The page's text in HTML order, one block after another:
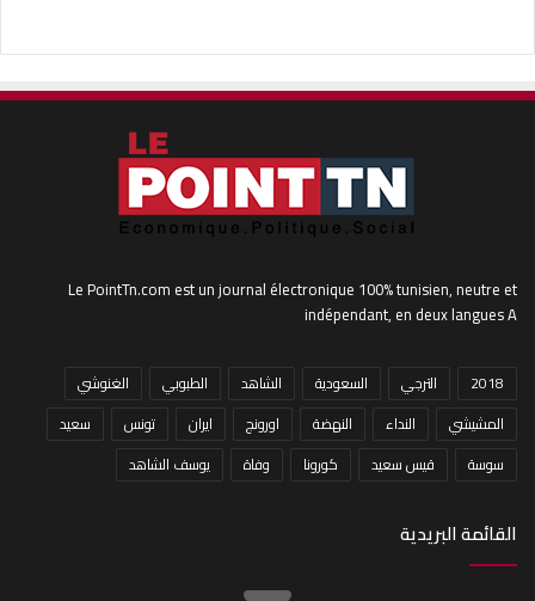
Le PointTn.com est un journal électronique 100% tunisien, neutre et
indépendant, en deux langues A
2018 الترجي السعودية الشاهد الطبوبي
الغنوشي
المشيشي
النداء النهضة اورونج ايران تونس
سعيد
سوسة
قيس سعيد كورونا وفاة يوسف الشاهد
القائمة البريدية